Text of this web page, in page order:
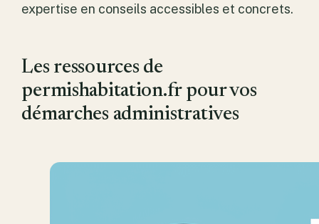
expertise en conseils accessibles et concrets.
Les ressources de
permishabitation.fr pour vos
démarches administratives